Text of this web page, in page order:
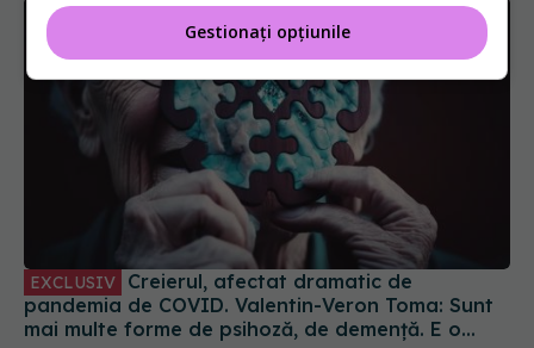
EXCLUSIV
pandemia de COVID. Valentin-Veron Toma: Sunt
mai multe forme de psihoză, de demență. E o
Gestionați opțiunile